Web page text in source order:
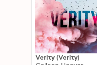
Verity (Verity)